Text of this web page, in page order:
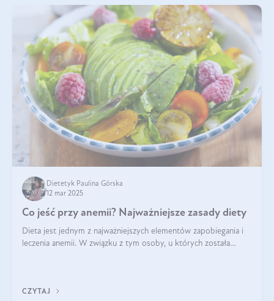
Dietetyk Paulina Górska
12 mar 2025
Co jeść przy anemii? Najważniejsze zasady diety
Dieta jest jednym z najważniejszych elementów zapobiegania i
leczenia anemii. W związku z tym osoby, u których została
CZYTAJ